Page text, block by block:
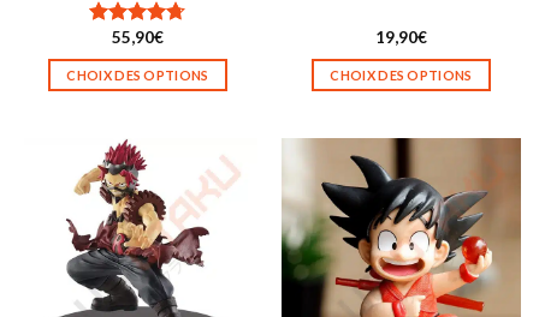
Note4.67
sur 5
55,90€
CHOIX DES OPTIONS
a
plusieurs
variations.
Les
options
peuvent
être
19,90€
CHOIX DES OPTIONS
plusieurs
variations.
Les
options
peuvent
être